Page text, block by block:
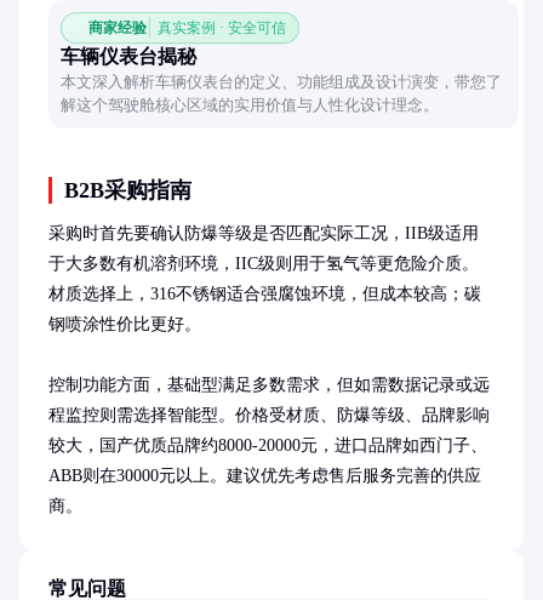
商家经验 真实案例 · 安全可信
车辆仪表台揭秘
本文深入解析车辆仪表台的定义、功能组成及设计演变，带您了
解这个驾驶舱核心区域的实用价值与人性化设计理念。
B2B采购指南
采购时首先要确认防爆等级是否匹配实际工况，IIB级适用
于大多数有机溶剂环境，IIC级则用于氢气等更危险介质。
材质选择上，316不锈钢适合强腐蚀环境，但成本较高；碳
钢喷涂性价比更好。
控制功能方面，基础型满足多数需求，但如需数据记录或远
程监控则需选择智能型。价格受材质、防爆等级、品牌影响
较大，国产优质品牌约8000-20000元，进口品牌如西门子、
ABB则在30000元以上。建议优先考虑售后服务完善的供应
商。
常见问题